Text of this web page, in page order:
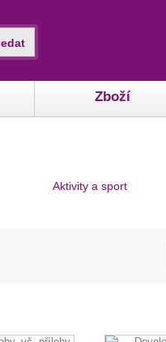
Zboží
Aktivity a sport